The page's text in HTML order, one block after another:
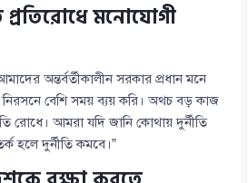
প্রতিরোধে মনোযোগী
অন্তর্বর্তীকালীন সরকার প্রধান মনে
বেশি সময় ব্যয় করি। অথচ বড় কাজ
রোধে। আমরা যদি জানি কোথায় দুর্নীতি
হলে দুর্নীতি কমবে।”